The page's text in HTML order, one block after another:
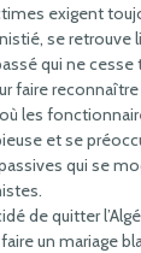
exigent
se
qui ne cesse
faire
les
et se
qui se
de quitter
un mariage